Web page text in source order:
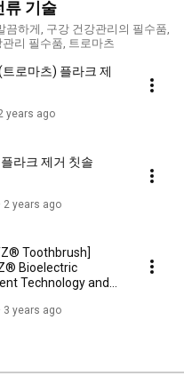
류 기술
하게, 구강 건강관리의 필수품,
리 필수품, 트로마츠
로마츠) 플라크 제
years ago
라크 제거 칫솔
2 years ago
Toothbrush]
Bioelectric
Technology and
3 years ago